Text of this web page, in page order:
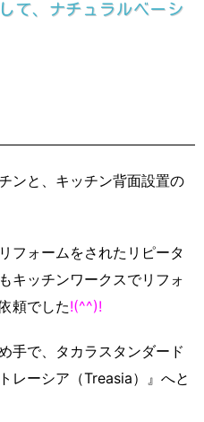
て、ナチュラルベーシ
ンと、キッチン背面設置の
フォームをされたリピータ
キッチンワークスでリフォ
頼でした!(^^)!
手で、タカラスタンダード
レーシア（Treasia）』へと